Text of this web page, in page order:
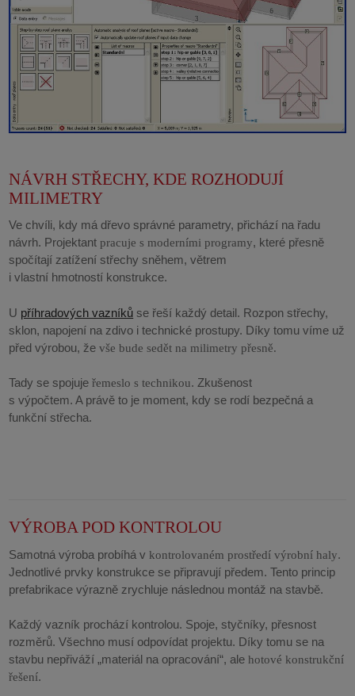
NÁVRH STŘECHY, KDE ROZHODUJÍ
MILIMETRY
Ve chvíli, kdy má dřevo správné parametry, přichází na řadu
návrh. Projektant pracuje s moderními programy, které přesně
spočítají zatížení střechy sněhem, větrem
i vlastní hmotností konstrukce.
U příhradových vazníků se řeší každý detail. Rozpon střechy,
sklon, napojení na zdivo i technické prostupy. Díky tomu víme už
před výrobou, ževše bude sedět na milimetry přesně.
Tady se spojujeřemeslo s technikou. Zkušenost
s výpočtem. A právě to je moment, kdy se rodí bezpečná a
funkční střecha.
VÝROBA POD KONTROLOU
Samotná výroba probíhá v kontrolovaném prostředí výrobní haly.
Jednotlivé prvky konstrukce se připravují předem. Tento princip
prefabrikace výrazně zrychluje následnou montáž na stavbě.
Každý vazník prochází kontrolou. Spoje, styčníky, přesnost
rozměrů. Všechno musí odpovídat projektu. Díky tomu se na
stavbu nepřiváží „materiál na opracování“, alehotové konstrukční
řešení.